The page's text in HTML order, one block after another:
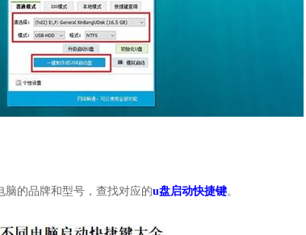
脑的品牌和型号，查找对应的u盘启动快捷键。